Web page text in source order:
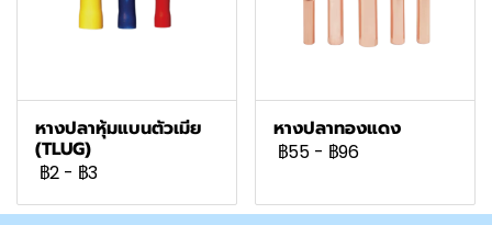
หางปลาหุ้มแบนตัวเมีย
(TLUG)
฿2 - ฿3
หางปลาทองแดง
฿55 - ฿96